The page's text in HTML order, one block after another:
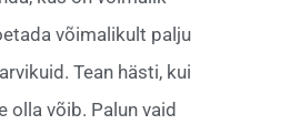
võimalikult palju
Tean hästi, kui
olla võib. Palun vaid